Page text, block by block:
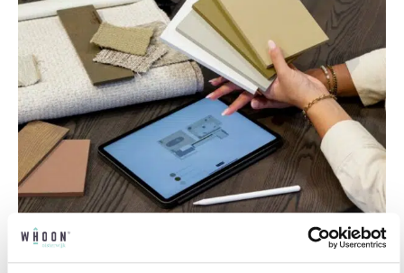
Professioneel interieuradvies